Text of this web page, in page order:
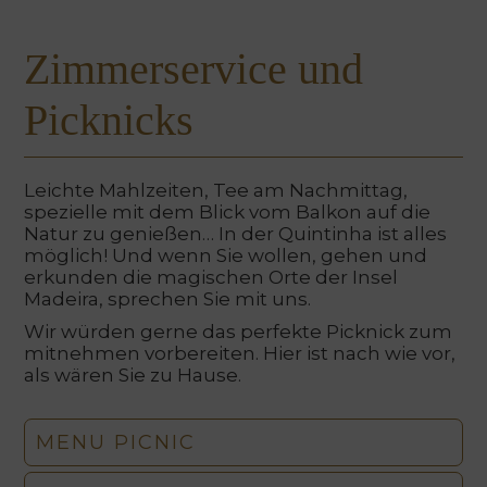
Erwachsene
2
Kinder
zu
0
Suchen
Zimmerservice und
Picknicks
Leichte Mahlzeiten, Tee am Nachmittag,
spezielle mit dem Blick vom Balkon auf die
Natur zu genießen… In der Quintinha ist alles
möglich! Und wenn Sie wollen, gehen und
erkunden die magischen Orte der Insel
Madeira, sprechen Sie mit uns.
Wir würden gerne das perfekte Picknick zum
mitnehmen vorbereiten. Hier ist nach wie vor,
als wären Sie zu Hause.
MENU PICNIC